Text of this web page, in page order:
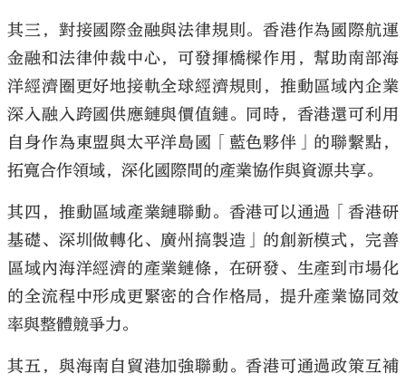
其三，對接國際金融與法律規則。香港作為國際航運
金融和法律仲裁中心，可發揮橋樑作用，幫助南部海
洋經濟圈更好地接軌全球經濟規則，推動區域內企業
深入融入跨國供應鏈與價值鏈。同時，香港還可利用
自身作為東盟與太平洋島國「藍色夥伴」的聯繫點，
拓寬合作領域，深化國際間的產業協作與資源共享。
其四，推動區域產業鏈聯動。香港可以通過「香港研
基礎、深圳做轉化、廣州搞製造」的創新模式，完善
區域內海洋經濟的產業鏈條，在研發、生產到市場化
的全流程中形成更緊密的合作格局，提升產業協同效
率與整體競爭力。
其五，與海南自貿港加強聯動。香港可通過政策互補